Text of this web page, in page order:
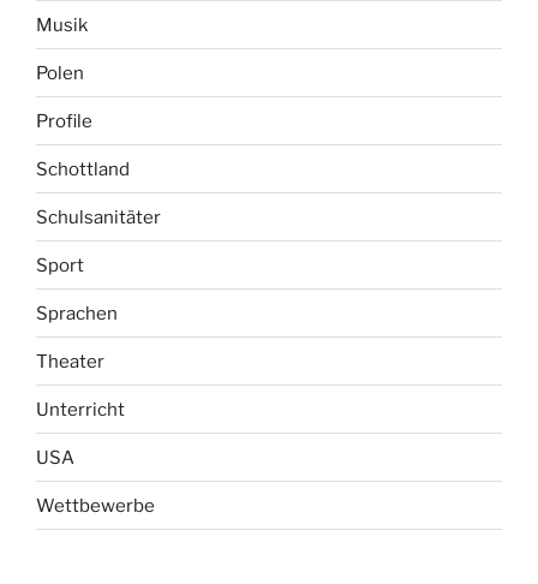
Musik
Polen
Profile
Schottland
Schulsanitäter
Sport
Sprachen
Theater
Unterricht
USA
Wettbewerbe